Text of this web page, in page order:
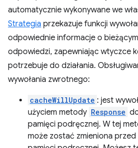
automatycznie wykonywane we
Strategia przekazuje funkcji
odpowiednie informacje o
odpowiedzi, zapewniając wtyczce
potrzebuje do działania.
wywołania zwrotnego:
cacheWillUpdate : jest
użyciem metody Response
pamięci podręcznej. W tej
może zostać zmieniona